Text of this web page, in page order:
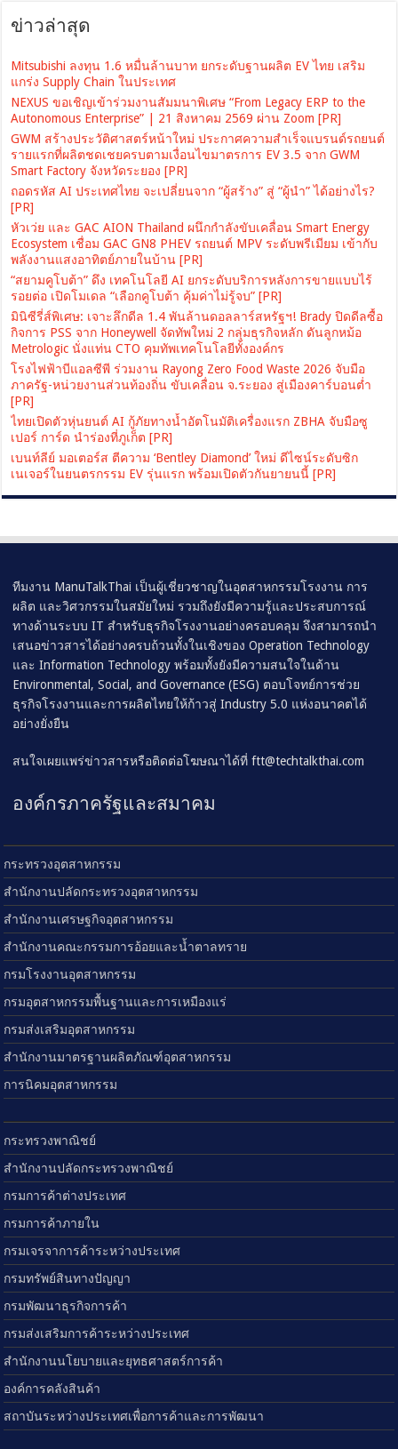
ข่าวล่าสุด
Mitsubishi ลงทุน 1.6 หมื่นล้านบาท ยกระดับฐานผลิต EV ไทย เสริม
แกร่ง Supply Chain ในประเทศ
NEXUS ขอเชิญเข้าร่วมงานสัมมนาพิเศษ “From Legacy ERP to the
Autonomous Enterprise” | 21 สิงหาคม 2569 ผ่าน Zoom [PR]
GWM สร้างประวัติศาสตร์หน้าใหม่ ประกาศความสำเร็จแบรนด์รถยนต์
รายแรกที่ผลิตชดเชยครบตามเงื่อนไขมาตรการ EV 3.5 จาก GWM
Smart Factory จังหวัดระยอง [PR]
ถอดรหัส AI ประเทศไทย จะเปลี่ยนจาก “ผู้สร้าง” สู่ “ผู้นำ” ได้อย่างไร?
[PR]
หัวเว่ย และ GAC AION Thailand ผนึกกำลังขับเคลื่อน Smart Energy
Ecosystem เชื่อม GAC GN8 PHEV รถยนต์ MPV ระดับพรีเมียม เข้ากับ
พลังงานแสงอาทิตย์ภายในบ้าน [PR]
“สยามคูโบต้า” ดึง เทคโนโลยี AI ยกระดับบริการหลังการขายแบบไร้
รอยต่อ เปิดโมเดล “เลือกคูโบต้า คุ้มค่าไม่รู้จบ” [PR]
มินิซีรี่ส์พิเศษ: เจาะลึกดีล 1.4 พันล้านดอลลาร์สหรัฐฯ! Brady ปิดดีลซื้อ
กิจการ PSS จาก Honeywell จัดทัพใหม่ 2 กลุ่มธุรกิจหลัก ดันลูกหม้อ
Metrologic นั่งแท่น CTO คุมทัพเทคโนโลยีทั้งองค์กร
โรงไฟฟ้าบีแอลซีพี ร่วมงาน Rayong Zero Food Waste 2026 จับมือ
ภาครัฐ-หน่วยงานส่วนท้องถิ่น ขับเคลื่อน จ.ระยอง สู่เมืองคาร์บอนต่ำ
[PR]
ไทยเปิดตัวหุ่นยนต์ AI กู้ภัยทางน้ำอัตโนมัติเครื่องแรก ZBHA จับมือซู
เปอร์ การ์ด นำร่องที่ภูเก็ต [PR]
เบนท์ลีย์ มอเตอร์ส ตีความ ‘Bentley Diamond’ ใหม่ ดีไซน์ระดับซิก
เนเจอร์ในยนตรกรรม EV รุ่นแรก พร้อมเปิดตัวกันยายนนี้ [PR]
ทีมงาน ManuTalkThai เป็นผู้เชี่ยวชาญในอุตสาหกรรมโรงงาน การ
ผลิต และวิศวกรรมในสมัยใหม่ รวมถึงยังมีความรู้และประสบการณ์
ทางด้านระบบ IT สำหรับธุรกิจโรงงานอย่างครอบคลุม จึงสามารถนำ
เสนอข่าวสารได้อย่างครบถ้วนทั้งในเชิงของ Operation Technology
และ Information Technology พร้อมทั้งยังมีความสนใจในด้าน
Environmental, Social, and Governance (ESG) ตอบโจทย์การช่วย
ธุรกิจโรงงานและการผลิตไทยให้ก้าวสู่ Industry 5.0 แห่งอนาคตได้
อย่างยั่งยืน
สนใจเผยแพร่ข่าวสารหรือติดต่อโฆษณาได้ที่ftt@techtalkthai.com
องค์กรภาครัฐและสมาคม
กระทรวงอุตสาหกรรม
สำนักงานปลัดกระทรวงอุตสาหกรรม
สำนักงานเศรษฐกิจอุตสาหกรรม
สำนักงานคณะกรรมการอ้อยและน้ำตาลทราย
กรมโรงงานอุตสาหกรรม
กรมอุตสาหกรรมพื้นฐานและการเหมืองแร่
กรมส่งเสริมอุตสาหกรรม
สำนักงานมาตรฐานผลิตภัณฑ์อุตสาหกรรม
การนิคมอุตสาหกรรม
กระทรวงพาณิชย์
สำนักงานปลัดกระทรวงพาณิชย์
กรมการค้าต่างประเทศ
กรมการค้าภายใน
กรมเจรจาการค้าระหว่างประเทศ
กรมทรัพย์สินทางปัญญา
กรมพัฒนาธุรกิจการค้า
กรมส่งเสริมการค้าระหว่างประเทศ
สำนักงานนโยบายและยุทธศาสตร์การค้า
องค์การคลังสินค้า
สถาบันระหว่างประเทศเพื่อการค้าและการพัฒนา